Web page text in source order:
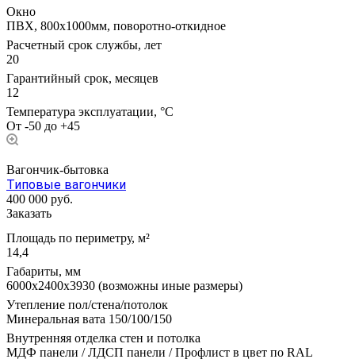
Окно
ПВХ, 800х1000мм, поворотно-откидное
Расчетный срок службы, лет
20
Гарантийный срок, месяцев
12
Температура эксплуатации, °С
От -50 до +45
Вагончик-бытовка
Типовые вагончики
400 000 руб.
Заказать
Площадь по периметру, м²
14,4
Габариты, мм
6000х2400х3930 (возможны иные размеры)
Утепление пол/стена/потолок
Минеральная вата 150/100/150
Внутренняя отделка стен и потолка
МДФ панели / ЛДСП панели / Профлист в цвет по RAL